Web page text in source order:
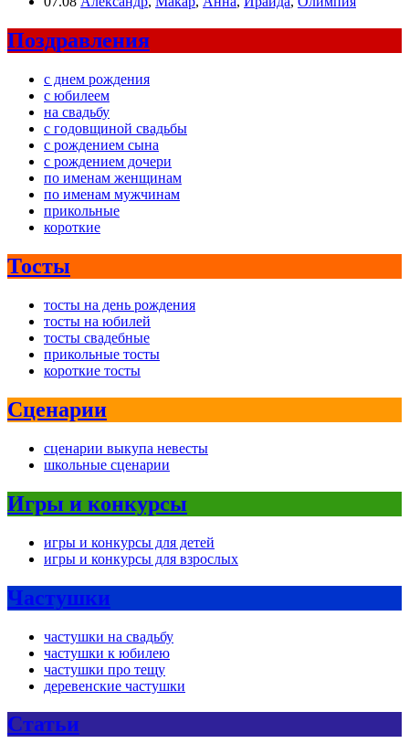
Поздравления
с днем рождения
с юбилеем
на свадьбу
с годовщиной свадьбы
с рождением сына
с рождением дочери
по именам женщинам
по именам мужчинам
прикольные
короткие
Тосты
тосты на день рождения
тосты на юбилей
тосты свадебные
прикольные тосты
короткие тосты
Сценарии
сценарии выкупа невесты
школьные сценарии
Игры и конкурсы
игры и конкурсы для детей
игры и конкурсы для взрослых
Частушки
частушки на свадьбу
частушки к юбилею
частушки про тещу
деревенские частушки
Статьи